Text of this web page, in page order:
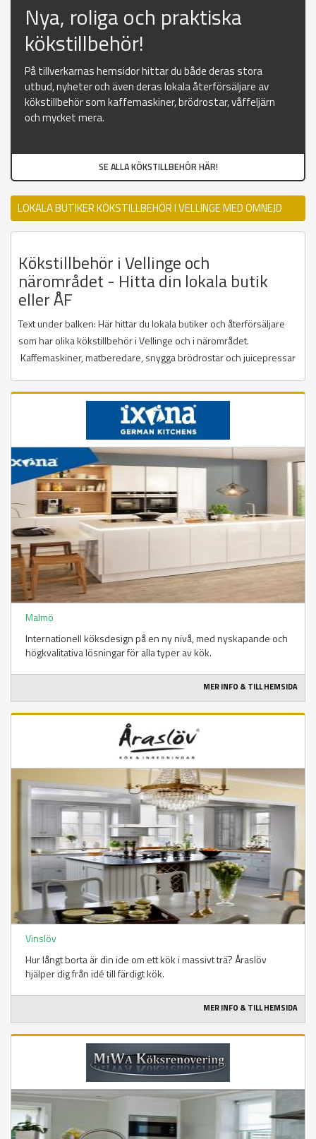
Nya, roliga och praktiska
kökstillbehör!
På tillverkarnas hemsidor hittar du både deras stora
utbud, nyheter och även deras lokala återförsäljare av
kökstillbehör som kaffemaskiner, brödrostar, våffeljärn
och mycket mera.
SE ALLA KÖKSTILLBEHÖR HÄR!
LOKALA BUTIKER KÖKSTILLBEHÖR I VELLINGE MED OMNEJD
Kökstillbehör i Vellinge och
närområdet - Hitta din lokala butik
eller ÅF
Text under balken: Här hittar du lokala butiker och återförsäljare
som har olika kökstillbehör i Vellinge och i närområdet.
Kaffemaskiner, matberedare, snygga brödrostar och juicepressar
Malmö
Internationell köksdesign på en ny nivå, med nyskapande och
högkvalitativa lösningar för alla typer av kök.
MER INFO & TILL HEMSIDA
Vinslöv
Hur långt borta är din ide om ett kök i massivt trä? Åraslöv
hjälper dig från idé till färdigt kök.
MER INFO & TILL HEMSIDA